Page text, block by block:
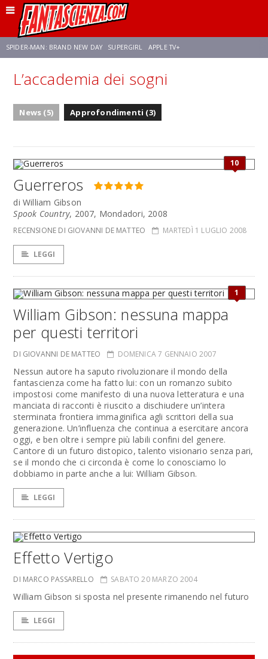
SPIDER-MAN: BRAND NEW DAY SUPERGIRL APPLE TV+
FRANCO RICCIARDIELLO ZENDAYA AVENGERS: DOOMSDAY
L’accademia dei sogni
News (5) Approfondimenti (3)
10
Guerreros
di William Gibson
Spook Country, 2007, Mondadori, 2008
RECENSIONE DI GIOVANNI DE MATTEO MARTEDÌ 1 LUGLIO 2008
LEGGI
1
William Gibson: nessuna mappa
per questi territori
DI GIOVANNI DE MATTEO DOMENICA 7 GENNAIO 2007
Nessun autore ha saputo rivoluzionare il mondo della
fantascienza come ha fatto lui: con un romanzo subito
impostosi come manifesto di una nuova letteratura e una
manciata di racconti è riuscito a dischiudere un’intera
sterminata frontiera immaginifica agli scrittori della sua
generazione. Un’influenza che continua a esercitare ancora
oggi, e ben oltre i sempre più labili confini del genere.
Cantore di un futuro distopico, talento visionario senza pari,
se il mondo che ci circonda è come lo conosciamo lo
dobbiamo in parte anche a lui: William Gibson.
LEGGI
Effetto Vertigo
DI MARCO PASSARELLO SABATO 20 MARZO 2004
William Gibson si sposta nel presente rimanendo nel futuro
LEGGI